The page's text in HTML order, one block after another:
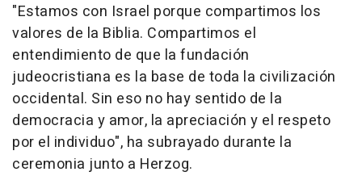
"Estamos con Israel porque compartimos los
valores de la Biblia. Compartimos el
entendimiento de que la fundación
judeocristiana es la base de toda la civilización
occidental. Sin eso no hay sentido de la
democracia y amor, la apreciación y el respeto
por el individuo", ha subrayado durante la
ceremonia junto a Herzog.